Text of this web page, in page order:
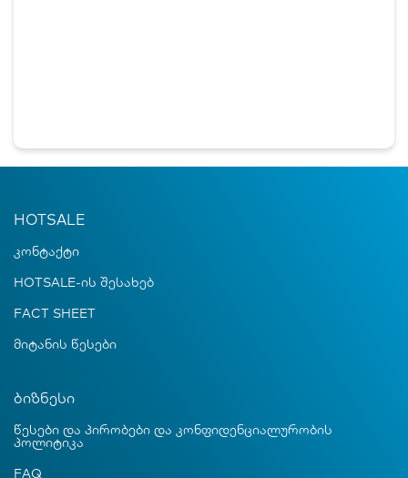
HOTSALE
კონტაქტი
HOTSALE-ის შესახებ
FACT SHEET
მიტანის წესები
ბიზნესი
წესები და პირობები და კონფიდენციალურობის
პოლიტიკა
FAQ